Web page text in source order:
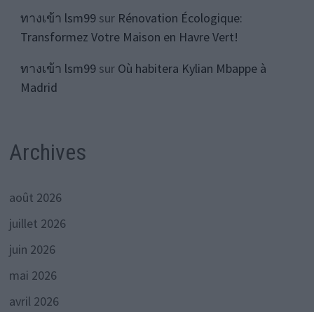
ทางเข้า lsm99sur Rénovation Écologique:
Transformez Votre Maison en Havre Vert!
ทางเข้า lsm99sur Où habitera Kylian Mbappe à
Madrid
Archives
août 2026
juillet 2026
juin 2026
mai 2026
avril 2026